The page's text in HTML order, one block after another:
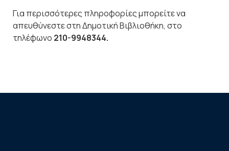
Για περισσότερες πληροφορίες μπορείτε να
απευθύνεστε στη Δημοτική Βιβλιοθήκη, στο
τηλέφωνο 210-9948344.